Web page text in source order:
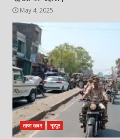
May 4, 2025
ताजा खबर नूरपुर